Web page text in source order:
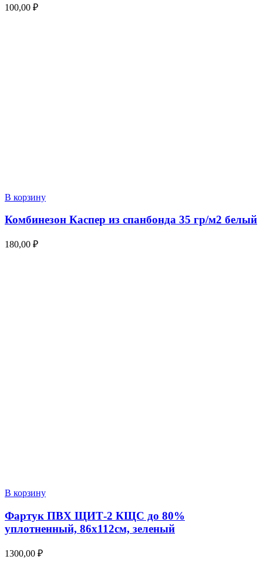
100,00 ₽
В корзину
Комбинезон Каспер из спанбонда 35 гр/м2 белый
180,00 ₽
В корзину
Фартук ПВХ ЩИТ-2 КЩС до 80%
уплотненный, 86х112см, зеленый
1300,00 ₽